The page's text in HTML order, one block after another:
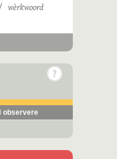
wèrkwoord
observere